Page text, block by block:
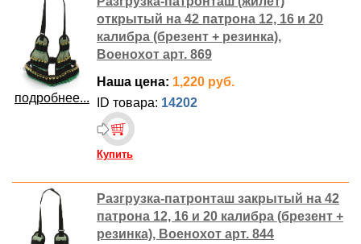
подробнее...
открытый на 42 патрона 12, 16 и 20
калибра (брезент + резинка),
Военохот арт. 869
Наша цена: 1,220 руб.
ID товара: 14202
Купить
Разгрузка-патронташ закрытый на 42
патрона 12, 16 и 20 калибра (брезент +
резинка), Военохот арт. 844